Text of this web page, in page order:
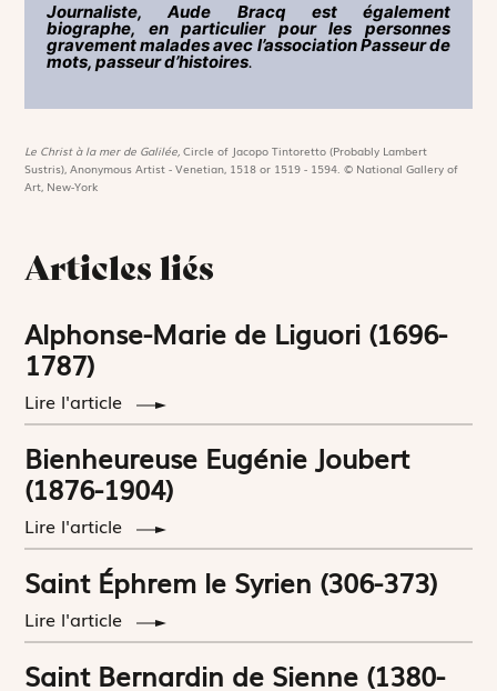
Journaliste,Aude Bracq est également
biographe, en particulier pour les personnes
gravement malades avec l’association Passeur de
mots, passeur d’histoires.
Le Christ à la mer de Galilée,Circle of Jacopo Tintoretto (Probably Lambert
Sustris), Anonymous Artist - Venetian, 1518 or 1519 - 1594. © National Gallery of
Art, New-York
Articles liés
Alphonse-Marie de Liguori (1696-
1787)
Lire l'article
Bienheureuse Eugénie Joubert
(1876-1904)
Lire l'article
Saint Éphrem le Syrien (306-373)
Lire l'article
Saint Bernardin de Sienne (1380-